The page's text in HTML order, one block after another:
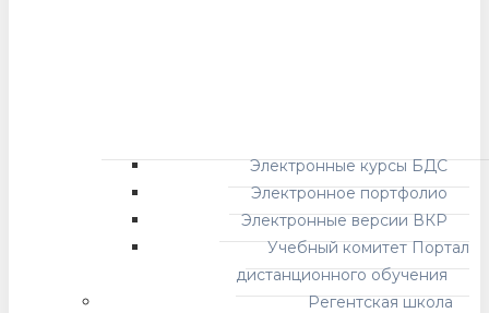
Электронные курсы БДС
Электронное портфолио
Электронные версии ВКР
Учебный комитет Портал
дистанционного обучения
Регентская школа